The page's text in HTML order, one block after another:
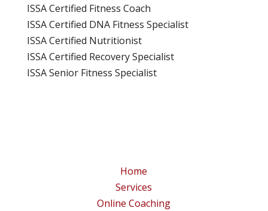
ISSA Certified Fitness Coach
ISSA Certified DNA Fitness Specialist
ISSA Certified Nutritionist
ISSA Certified Recovery Specialist
ISSA Senior Fitness Specialist
Home
Services
Online Coaching